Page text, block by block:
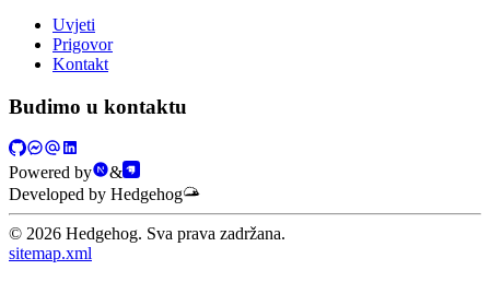
Uvjeti
Prigovor
Kontakt
Budimo u kontaktu
Powered by
&
Developed by Hedgehog
© 2026 Hedgehog. Sva prava zadržana.
sitemap.xml